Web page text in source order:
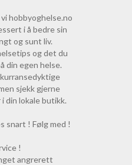
hobbyoghelse.no
i å bedre sin
og sunt liv.
og det du
din egen helse.
sjekk gjerne
din lokale butikk.
snart ! Følg med !
!
angrerett